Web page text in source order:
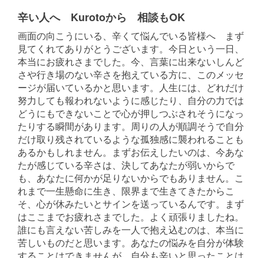
辛い人へ Kurotoから 相談もOK
画面の向こうにいる、辛くて悩んでいる皆様へ まず
見てくれてありがとうございます。今日という一日、
本当にお疲れさまでした。今、言葉に出来ないしんど
さや行き場のない辛さを抱えている方に、このメッセ
ージが届いているかと思います。人生には、どれだけ
努力しても報われないように感じたり、自分の力では
どうにもできないことで心が押しつぶされそうになっ
たりする瞬間があります。周りの人が順調そうで自分
だけ取り残されているような孤独感に襲われることも
あるかもしれません。まずお伝えしたいのは、今あな
たが感じている辛さは、決してあなたが弱いからで
も、あなたに何かが足りないからでもありません。こ
れまで一生懸命に生き、限界まで生きてきたからこ
そ、心が休みたいとサインを送っているんです。まず
はここまでお疲れさまでした。よく頑張りましたね。
誰にも言えない苦しみを一人で抱え込むのは、本当に
苦しいものだと思います。あなたの悩みを自分が体験